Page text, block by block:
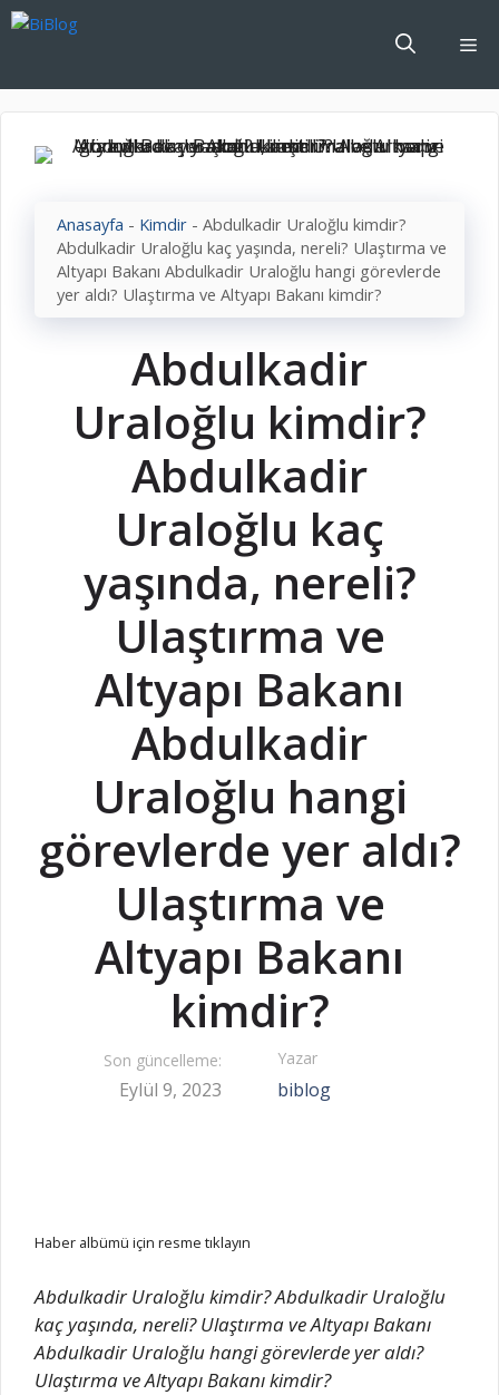
İçeriğe
Anasayfa - Kimdir - Abdulkadir Uraloğlu kimdir?
Abdulkadir Uraloğlu kaç yaşında, nereli? Ulaştırma ve
Altyapı Bakanı Abdulkadir Uraloğlu hangi görevlerde
yer aldı? Ulaştırma ve Altyapı Bakanı kimdir?
Abdulkadir
Uraloğlu kimdir?
Abdulkadir
Uraloğlu kaç
yaşında, nereli?
Ulaştırma ve
Altyapı Bakanı
Abdulkadir
Uraloğlu hangi
görevlerde yer aldı?
Ulaştırma ve
Altyapı Bakanı
kimdir?
Son güncelleme:
Eylül 9, 2023
Yazar
biblog
Haber albümü için resme tıklayın
Abdulkadir Uraloğlu kimdir? Abdulkadir Uraloğlu
kaç yaşında, nereli? Ulaştırma ve Altyapı Bakanı
Abdulkadir Uraloğlu hangi görevlerde yer aldı?
Ulaştırma ve Altyapı Bakanı kimdir?